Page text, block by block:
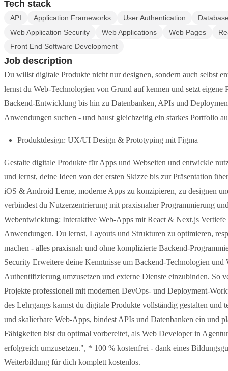
Tech stack
API Application Frameworks User Authentication
Web Application Security
Web Applications Web Pages
Front End Software Development
Job description
Du willst digitale Produkte nicht nur designen, sondern auch selbst
lernst du Web-Technologien von Grund auf kennen und setzt
Backend-Entwicklung bis hin zu Datenbanken, APIs und
Anwendungen suchen - und baust gleichzeitig ein starkes Portfolio
Produktdesign: UX/UI Design & Prototyping mit Figma
Gestalte digitale Produkte für Apps und Webseiten und entwickle
und lernst, deine Ideen von der ersten Skizze bis zur Präsentation
iOS & Android Lerne, moderne Apps zu konzipieren, zu designen
verbindest du Nutzerzentrierung mit praxisnaher Programmierung
Webentwicklung: Interaktive Web-Apps mit React & Next.js
Anwendungen. Du lernst, Layouts und Strukturen zu optimieren,
machen - alles praxisnah und ohne komplizierte Backend-
Security Erweitere deine Kenntnisse um Backend-Technologien
Authentifizierung umzusetzen und externe Dienste einzubinden. So
Projekte professionell mit modernen DevOps- und Deployment-
des Lehrgangs kannst du digitale Produkte vollständig gestalten
und skalierbare Web-Apps, bindest APIs und Datenbanken ein und
Fähigkeiten bist du optimal vorbereitet, als Web Developer in
erfolgreich umzusetzen.", * 100 % kostenfrei - dank eines
Weiterbildung für dich komplett kostenlos.